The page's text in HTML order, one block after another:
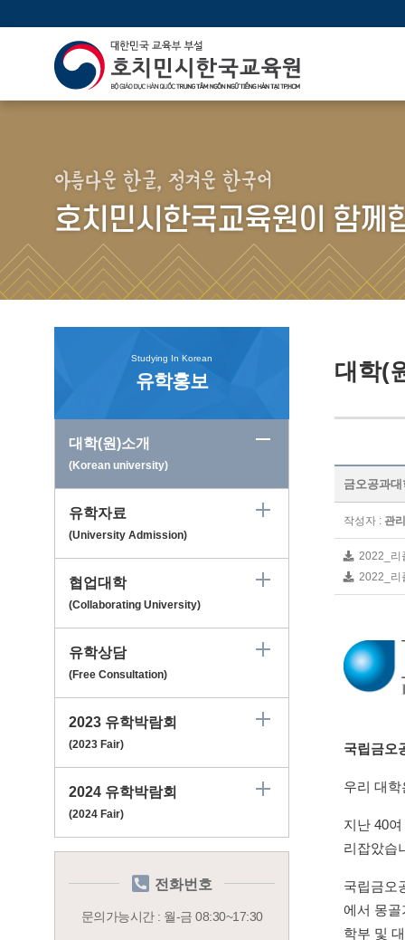
아름다운 한글, 정겨운 한국어
호치민시한국교육원이 함께
Studying In Korean
유학홍보
대학(원)소개
(Korean university)
유학자료
(University Admission)
협업대학
(Collaborating University)
유학상담
(Free Consultation)
2023 유학박람회
(2023 Fair)
2024 유학박람회
(2024 Fair)
전화번호
문의가능시간 : 월-금 08:30~17:30
대학(
금오공과
작성자 : 관
2022_리
2022_리
국립금오
우리 대
지난 40
리잡았습
국립금오
에서 몽
학부 및